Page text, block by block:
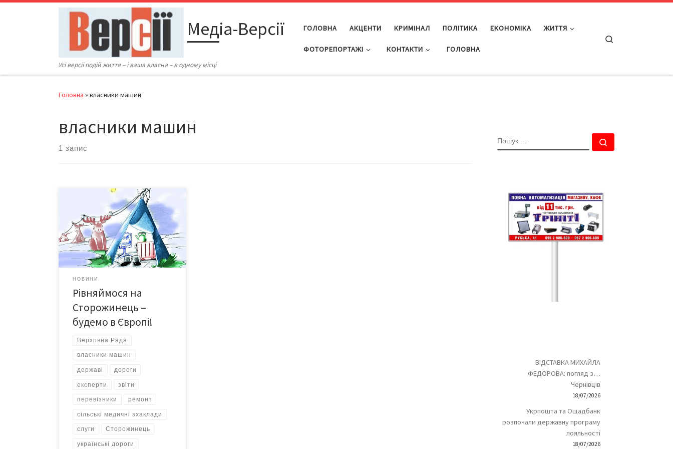
Перейти до вмісту
Медіа-Версії
Усі версії подій життя – і ваша власна – в одному місці
ГОЛОВНА АКЦЕНТИ КРИМІНАЛ ПОЛІТИКА ЕКОНОМІКА ЖИТТЯ
ФОТОРЕПОРТАЖІ КОНТАКТИ ГОЛОВНА
Головна »власники машин
власники машин
1 запис
Якби нардепи працювали так, як
депутати Сторожинецької
райради, українці давно б жили, як
європейці Чернівецькій обласній
раді, зрештою, теж варто взяти
приклад зі сторожинецьких
депутатів. Приїхали б сюди та
питання. Дискусія між різними
політичними силами –
конструктивна, бо на першому місці
– інтереси району, а вже […]
НОВИНИ
Рівняймося на
Сторожинець –
будемо в Європі!
Верховна Рада
власники машин
державі дороги
експерти звіти
перевізники ремонт
сільські медичні зхаклади
слуги Сторожинець
українські дороги
ПОШУК
ВІДСТАВКА МИХАЙЛА
ФЕДОРОВА: погляд з…
Чернівців
18/07/2026
Укрпошта та Ощадбанк
розпочали державну програму
лояльності
18/07/2026